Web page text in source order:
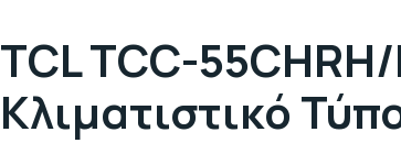
TCL TCC-
Κλιματιστικό